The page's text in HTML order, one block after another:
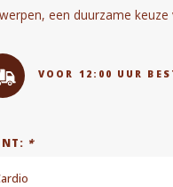
een duurzame
VOOR 12:00 UUR
*